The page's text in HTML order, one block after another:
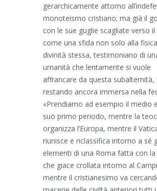
gerarchicamente attorno
monoteismo cristiano; ma già il
con le sue guglie scagliate verso il
come una sfida non solo alla
divinità stessa, testimoniano di
umanità che lentamente si vuole
affrancare da questa subalternità,
restando ancora immersa nella
«Prendiamo ad esempio il medio
suo primo periodo, mentre la
organizza l’Europa, mentre il
riunisce e riclassifica intorno a sé
elementi di una Roma fatta con la
che giace crollata intorno al
mentre il cristianesimo va